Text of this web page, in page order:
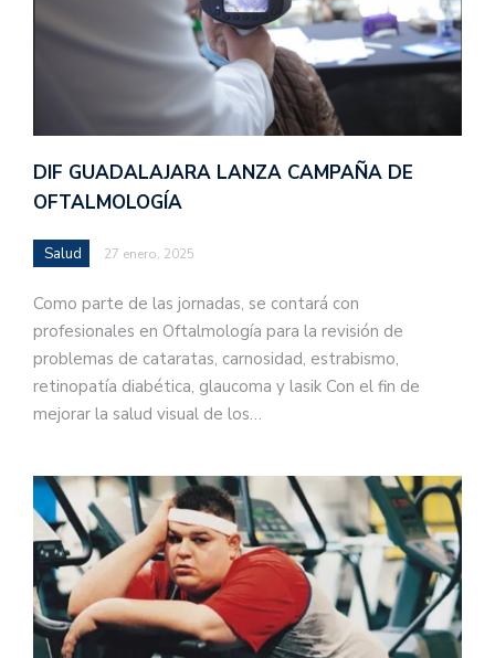
DIF GUADALAJARA LANZA CAMPAÑA DE
OFTALMOLOGÍA
Salud 27 enero, 2025
Como parte de las jornadas, se contará con
profesionales en Oftalmología para la revisión de
problemas de cataratas, carnosidad, estrabismo,
retinopatía diabética, glaucoma y lasik Con el fin de
mejorar la salud visual de los…